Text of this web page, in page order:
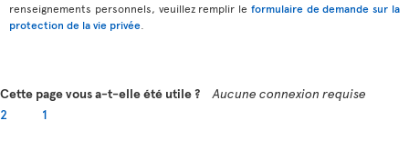
renseignements personnels, veuillez remplir le formulaire de demande sur la
protection de la vie privée
Cette page vous a-t-elle été utile ?
Aucune connexion requise
2
1